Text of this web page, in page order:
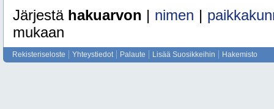
Järjestä hakuarvon | nimen |
mukaan
Rekisteriseloste Yhteystiedot Palaute Lisää Suosikkeihin Hakemisto